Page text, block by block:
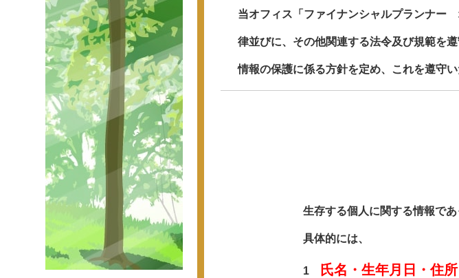
当オフィス「ファイナンシャルプランナ
律並びに、その他関連する法令及び規範を
情報の保護に係る方針を定め、これを遵守い
生存する個人に関する情報で
具体的には、
1 氏名・生年月日・住